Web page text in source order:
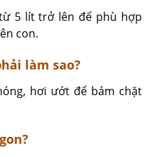
5 lít trở lên để phù hợp
con.
làm sao?
hơi ướt để bám chặt